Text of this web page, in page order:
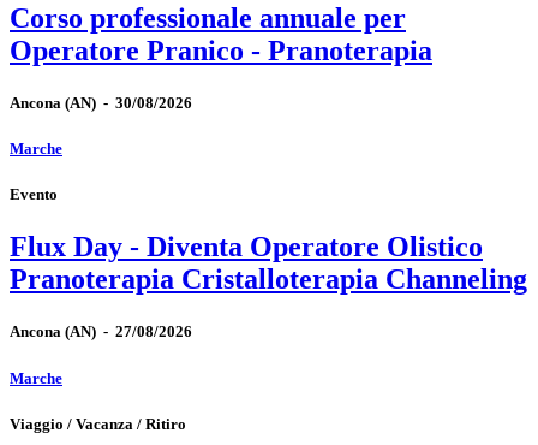
Corso professionale annuale per
Operatore Pranico - Pranoterapia
Ancona (AN) - 30/08/2026
Marche
Evento
Flux Day - Diventa Operatore Olistico
Pranoterapia Cristalloterapia Channeling
Ancona (AN) - 27/08/2026
Marche
Viaggio / Vacanza / Ritiro